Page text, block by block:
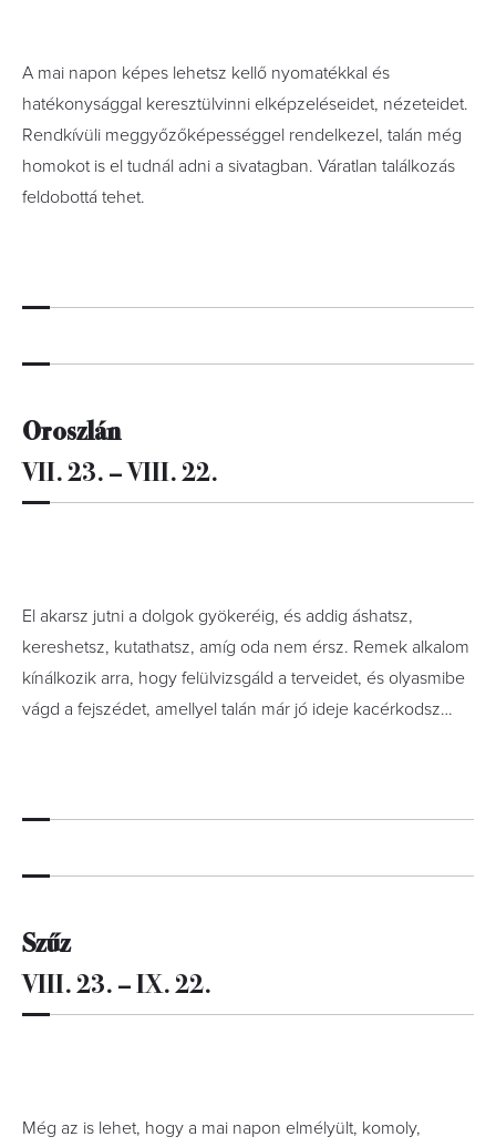
A mai napon képes lehetsz kellő nyomatékkal és
hatékonysággal keresztülvinni elképzeléseidet, nézeteidet.
Rendkívüli meggyőzőképességgel rendelkezel, talán még
homokot is el tudnál adni a sivatagban. Váratlan találkozás
feldobottá tehet.
Oroszlán
VII. 23. – VIII. 22.
El akarsz jutni a dolgok gyökeréig, és addig áshatsz,
kereshetsz, kutathatsz, amíg oda nem érsz. Remek alkalom
kínálkozik arra, hogy felülvizsgáld a terveidet, és olyasmibe
vágd a fejszédet, amellyel talán már jó ideje kacérkodsz…
Szűz
VIII. 23. – IX. 22.
Még az is lehet, hogy a mai napon elmélyült, komoly,